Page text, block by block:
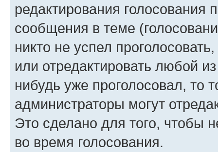
редактирования голосования
сообщения в теме
никто не успел
или отредактировать любой
нибудь уже проголосовал, то
администраторы могут
Это сделано для того, чтобы
во время голосования.